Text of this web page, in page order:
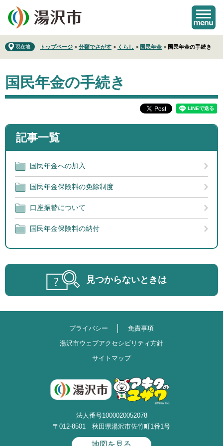
の
先
頭
す
。
ー
を
飛
し
て
本
現在地 トップページ > 分類でさがす > くらし > 国民年金 > 国民年金の手続き
文
国民年金の手続き
記事一覧
国民年金への加入
国民年金保険料の免除制度
口座振替について
国民年金保険料の納付
見つからないときは
プライバシー
免責事項
湯沢市ウェブアクセシビリティ方針
サイトマップ
法人番号1000020052078
〒012-8501 秋田県湯沢市佐竹町1番1号
地図を見る